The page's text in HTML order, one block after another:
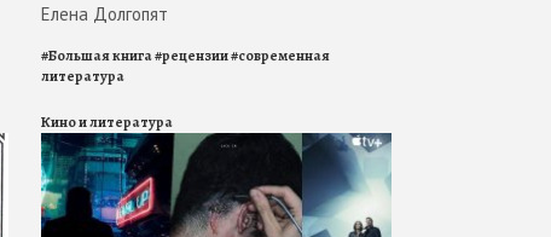
Елена Долгопят
#Большая книга#рецензии#современная
литература
Кино и литература